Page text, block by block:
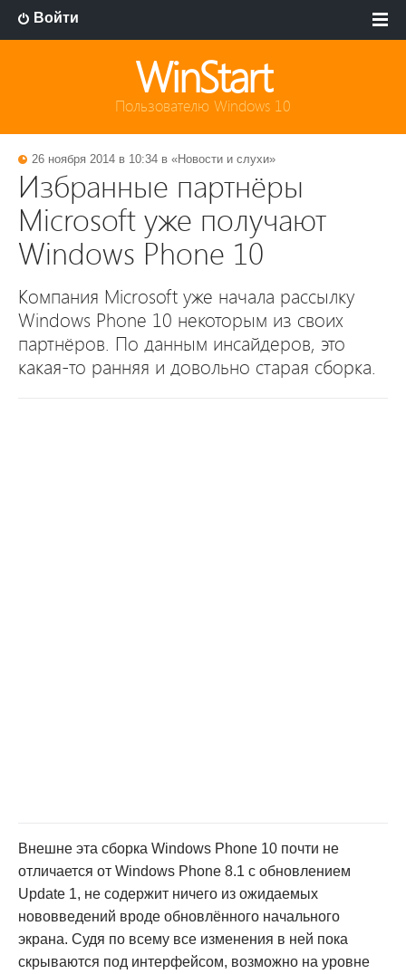
Войти
WinStart
Пользователю Windows 10
26 ноября 2014 в 10:34 в «Новости и слухи»
Избранные партнёры
Microsoft уже получают
Windows Phone 10
Компания Microsoft уже начала рассылку
Windows Phone 10 некоторым из своих
партнёров. По данным инсайдеров, это
какая-то ранняя и довольно старая сборка.
Внешне эта сборка Windows Phone 10 почти не
отличается от Windows Phone 8.1 с обновлением
Update 1, не содержит ничего из ожидаемых
нововведений вроде обновлённого начального
экрана. Судя по всему все изменения в ней пока
скрываются под интерфейсом, возможно на уровне